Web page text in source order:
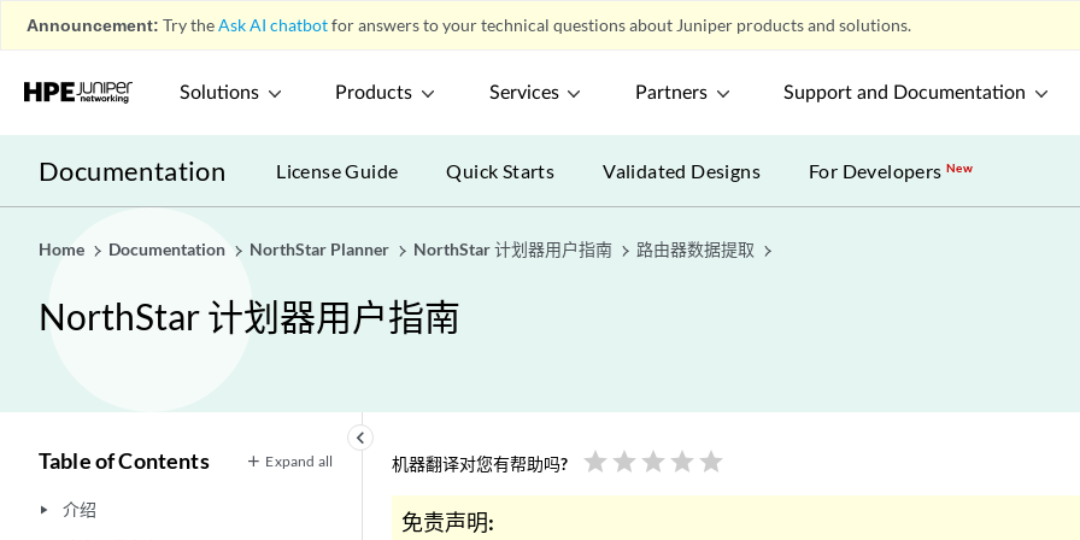
Announcement: Try theAsk AI chatbotfor answers to your technical questions about Juniper products and solutions.
Solutions Products Services Partners Support and Documentation
Documentation License Guide Quick Starts Validated Designs For DevelopersNew
Home Documentation NorthStar Planner NorthStar 计划器用户指南 路由器数据提取
NorthStar 计划器用户指南
keyboard_arrow_left
Table of Contents Expand all
play_arrow 介绍
机器翻译对您有帮助吗? star star star star star
免责声明: